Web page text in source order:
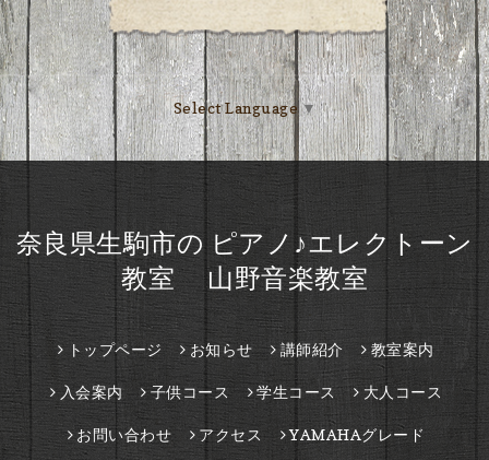
Select Language ▼
奈良県生駒市の ピアノ♪エレクトーン
教室 山野音楽教室
トップページ お知らせ 講師紹介 教室案内
入会案内 子供コース 学生コース 大人コース
お問い合わせ アクセス YAMAHAグレード